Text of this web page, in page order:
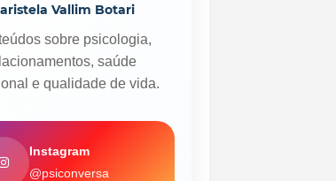
Vallim Botari
sobre psicologia,
saúde
e qualidade de vida.
Instagram
@psiconversa